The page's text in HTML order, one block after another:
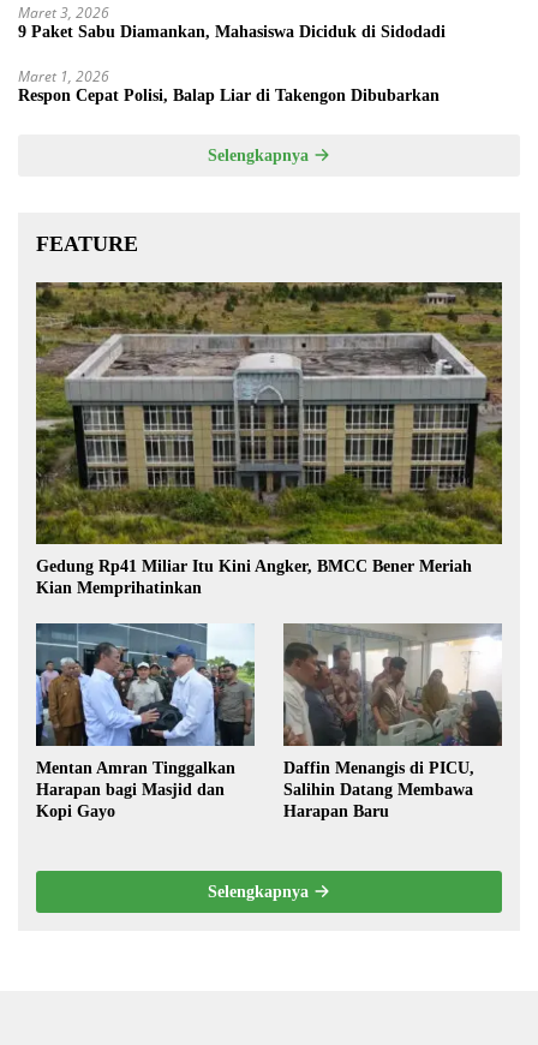
Maret 3, 2026
9 Paket Sabu Diamankan, Mahasiswa Diciduk di Sidodadi
Maret 1, 2026
Respon Cepat Polisi, Balap Liar di Takengon Dibubarkan
Selengkapnya
FEATURE
Gedung Rp41 Miliar Itu Kini Angker, BMCC Bener Meriah
Kian Memprihatinkan
Mentan Amran Tinggalkan
Harapan bagi Masjid dan
Kopi Gayo
Daffin Menangis di PICU,
Salihin Datang Membawa
Harapan Baru
Selengkapnya